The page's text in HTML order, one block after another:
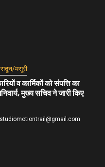
मसूरी
व कार्मिकों को संपत्ति का
मुख्य सचिव ने जारी किए
studiomotiontrail@gmail.com